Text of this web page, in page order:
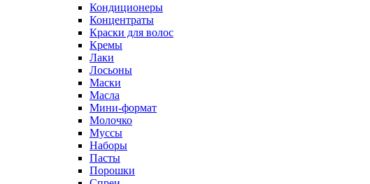
Кондиционеры
Концентраты
Краски для волос
Кремы
Лаки
Лосьоны
Маски
Масла
Мини-формат
Молочко
Муссы
Наборы
Пасты
Порошки